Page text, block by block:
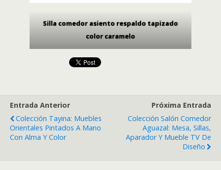
Silla comedor asiento respaldo tapizado
color caramelo
Entrada Anterior
Colección Tayina: Muebles
Orientales Pintados A Mano
Con Alma Y Color
Próxima Entrada
Colección Salón Comedor
Aguazal: Mesa, Sillas,
Aparador Y Mueble TV De
Diseño